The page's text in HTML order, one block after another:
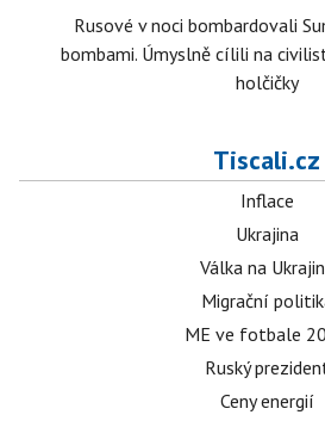
Rusové v noci bombardovali
bombami. Úmyslně cílili na
holčičky
Tiscali.cz
Inflace
Ukrajina
Válka na
Migrační
ME ve fotbale
Ruský
Ceny energií